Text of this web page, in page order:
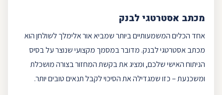
מכתב אסטרטגי לבנק
אחד הכלים המשמעותיים ביותר שמביאאור אלימלךלשולחן הוא
מכתב אסטרטגי לבנק. מדובר במסמך מקצועי שנוצר על בסיס
הניתוח האישי שלכם, ומציג את בקשת המחזור בצורה מושכלת
ומשכנעת – כזו שמגדילה את הסיכוי לקבל תנאים טובים יותר.